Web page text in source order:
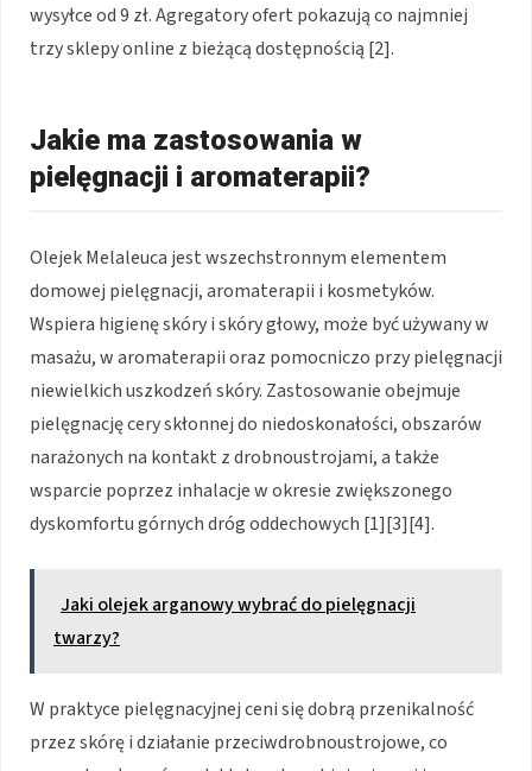
wysyłce od 9 zł. Agregatory ofert pokazują co najmniej
trzy sklepy online z bieżącą dostępnością [2].
Jakie ma zastosowania w
pielęgnacji i aromaterapii?
Olejek Melaleuca jest wszechstronnym elementem
domowej pielęgnacji, aromaterapii i kosmetyków.
Wspiera higienę skóry i skóry głowy, może być używany w
masażu, w aromaterapii oraz pomocniczo przy pielęgnacji
niewielkich uszkodzeń skóry. Zastosowanie obejmuje
pielęgnację cery skłonnej do niedoskonałości, obszarów
narażonych na kontakt z drobnoustrojami, a także
wsparcie poprzez inhalacje w okresie zwiększonego
dyskomfortu górnych dróg oddechowych [1][3][4].
Jaki olejek arganowy wybrać do pielęgnacji
twarzy?
W praktyce pielęgnacyjnej ceni się dobrą przenikalność
przez skórę i działanie przeciwdrobnoustrojowe, co